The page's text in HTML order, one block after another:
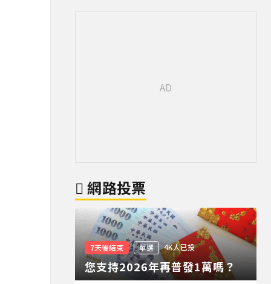
網路投票
7天後結束 單選 4K人已投
您支持2026年再普發1萬嗎？